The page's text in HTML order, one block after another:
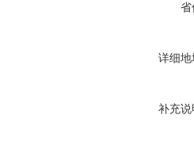
省
详细地
补充说